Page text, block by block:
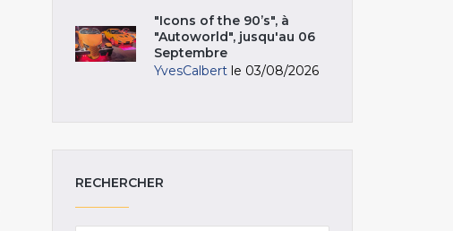
"Icons of the 90’s", à
"Autoworld", jusqu'au 06
Septembre
YvesCalbert le 03/08/2026
RECHERCHER